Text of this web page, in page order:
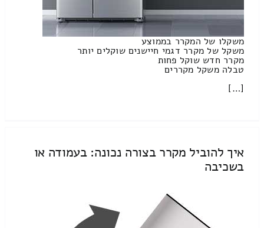
משקלו של המקרר בממוצע
משקל של מקרר דגמי חיישנים שוקלים יותר
מקרר חדש שוקל פחות
טבלה משקל מקררים
[…]
איך להוביל מקרר בצורה נכונה: בעמודה או
בשכיבה